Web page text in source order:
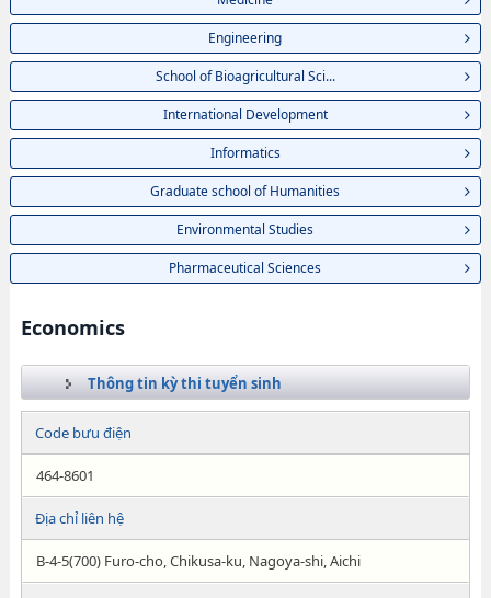
Engineering
School of Bioagricultural Sci...
International Development
Informatics
Graduate school of Humanities
Environmental Studies
Pharmaceutical Sciences
Economics
Thông tin kỳ thi tuyển sinh
Code bưu điện
464-8601
Địa chỉ liên hệ
B-4-5(700) Furo-cho, Chikusa-ku, Nagoya-shi, Aichi